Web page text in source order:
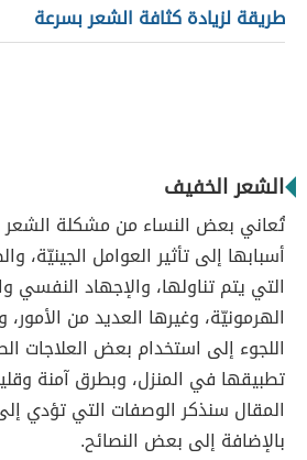
طريقة لزيادة كثافة الشعر بسرعة
الشعر الخفيف
تُعاني بعض النساء من مشكلة الشعر
أسبابها إلى تأثير العوامل الجينيّة،
التي يتم تناولها، والإجهاد النفسي
الهرمونيّة، وغيرها العديد من
اللجوء إلى استخدام بعض العلاجات
تطبيقها في المنزل، وبطرق آمنة
المقال سنذكر الوصفات التي تؤدي
بالإضافة إلى بعض النصائح.